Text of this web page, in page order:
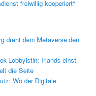
freiwillig kooperiert“
dreht dem Metaverse den
Lobbyistin: Irlands einst
die Seite
Wo der Digitale